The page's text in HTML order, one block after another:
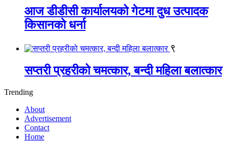
आज डीडीसी कार्यालयको गेटमा दुध उत्पादक
किसानको धर्ना
९
सप्तरी प्रहरीको चमत्कार, बन्दी महिला बलात्कार
Trending
About
Advertisement
Contact
Home